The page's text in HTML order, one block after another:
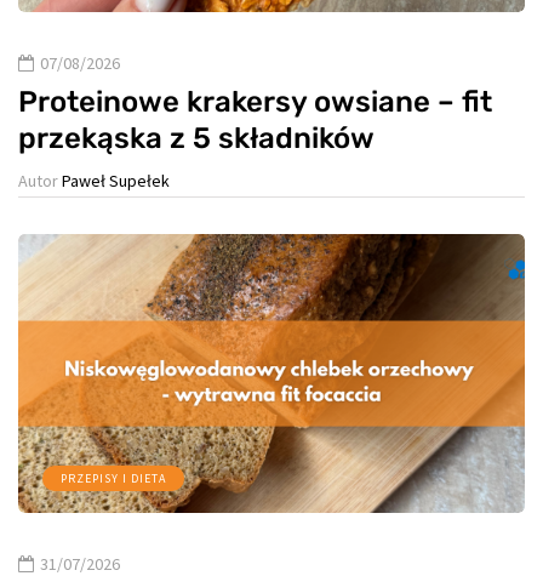
07/08/2026
Proteinowe krakersy owsiane – fit
przekąska z 5 składników
AutorPaweł Supełek
PRZEPISY I DIETA
31/07/2026